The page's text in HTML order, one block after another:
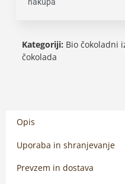
Kategoriji: Bio čokoladni
čokolada
Opis
Uporaba in shranjevanje
Prevzem in dostava